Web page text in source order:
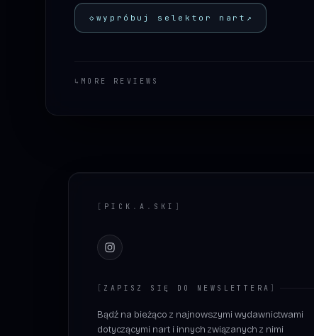
◇ wypróbuj selektor nart ↗
↳ MORE REVIEWS
Footer
[ PICK . A . SKI ]
Instagram
[ ZAPISZ SIĘ DO NEWSLETTERA ]
Bądź na bieżąco z najnowszymi wydawnictwami
dotyczącymi nart i innych związanych z nimi